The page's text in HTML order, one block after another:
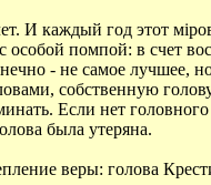
И каждый год этот
помпой: в счет
- не самое лучшее,
собственную
Если нет
была утеряна.
веры: голова